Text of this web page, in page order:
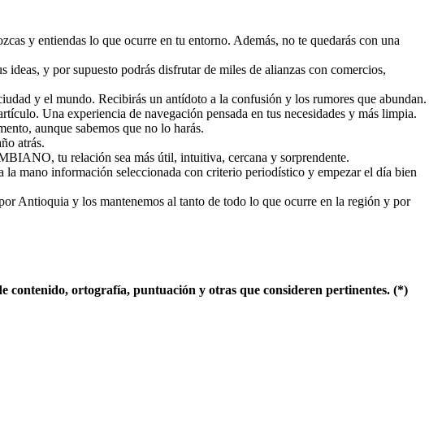
y entiendas lo que ocurre en tu entorno. Además, no te quedarás con una
y por supuesto podrás disfrutar de miles de alianzas con comercios,
y el mundo. Recibirás un antídoto a la confusión y los rumores que abundan.
Una experiencia de navegación pensada en tus necesidades y más limpia.
aunque sabemos que no lo harás.
atrás.
tu relación sea más útil, intuitiva, cercana y sorprendente.
la mano información seleccionada con criterio periodístico y empezar el día bien
Antioquia y los mantenemos al tanto de todo lo que ocurre en la región y por
contenido, ortografía, puntuación y otras que consideren pertinentes. (*)